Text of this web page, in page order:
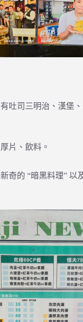
吐司三明治、漢堡
片、飲料。
奇的 “暗黑料理” 以